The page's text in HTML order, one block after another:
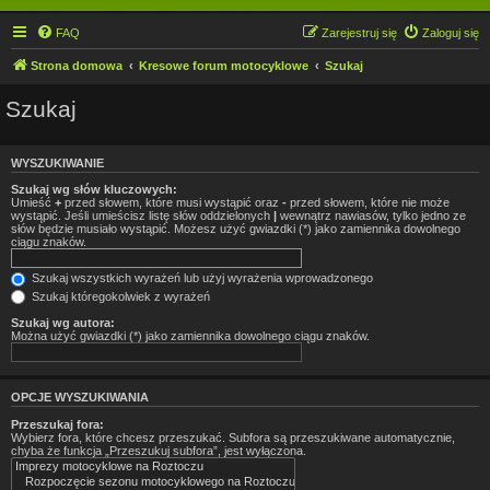
FAQ Zaloguj się
Zarejestruj się
Strona domowa Kresowe forum motocyklowe Szukaj
Szukaj
WYSZUKIWANIE
Szukaj wg słów kluczowych:
Umieść + przed słowem, które musi wystąpić oraz - przed słowem, które nie może
wystąpić. Jeśli umieścisz listę słów oddzielonych | wewnątrz nawiasów, tylko jedno ze
słów będzie musiało wystąpić. Możesz użyć gwiazdki (*) jako zamiennika dowolnego
ciągu znaków.
Szukaj wszystkich wyrażeń lub użyj wyrażenia wprowadzonego
Szukaj któregokolwiek z wyrażeń
Szukaj wg autora:
Można użyć gwiazdki (*) jako zamiennika dowolnego ciągu znaków.
OPCJE WYSZUKIWANIA
Przeszukaj fora:
Wybierz fora, które chcesz przeszukać. Subfora są przeszukiwane automatycznie,
chyba że funkcja „Przeszukuj subfora”, jest wyłączona.